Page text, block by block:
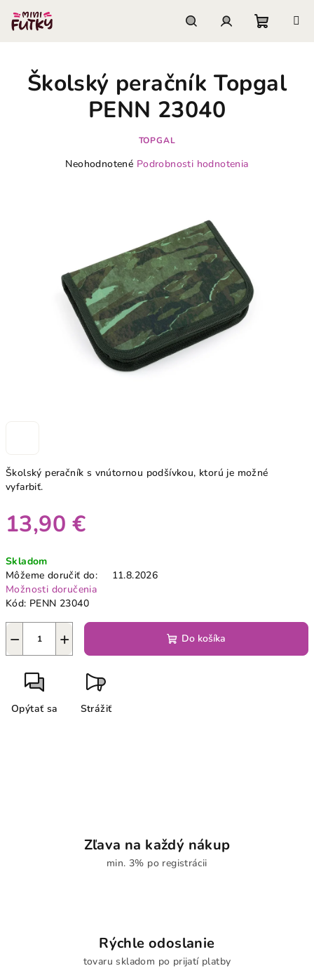
obsah
košík
Školský peračník s vnútornou podšívkou, ktorú je možné
vyfarbiť.
13,90 €
cena:
Skladom
Môžeme doručiť do:
11.8.2026
Možnosti doručenia
Kód: PENN 23040
+
− Do košíka
Opýtať sa Strážiť
Školský peračník Topgal
PENN 23040
TOPGAL
Priemerné
hviezdičiek.
Neohodnotené Podrobnosti hodnotenia
Zľava na každý nákup
min. 3% po registrácii
Rýchle odoslanie
tovaru skladom po prijatí platby